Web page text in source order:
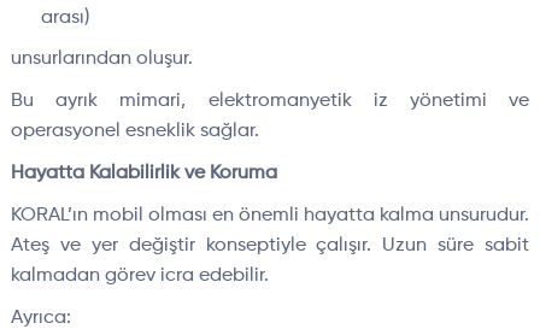
arası)
unsurlarından oluşur.
Bu ayrık mimari, elektromanyetik iz yönetimi ve
operasyonel esneklik sağlar.
Hayatta Kalabilirlik ve Koruma
KORAL’ın mobil olması en önemli hayatta kalma unsurudur.
Ateş ve yer değiştir konseptiyle çalışır. Uzun süre sabit
kalmadan görev icra edebilir.
Ayrıca: